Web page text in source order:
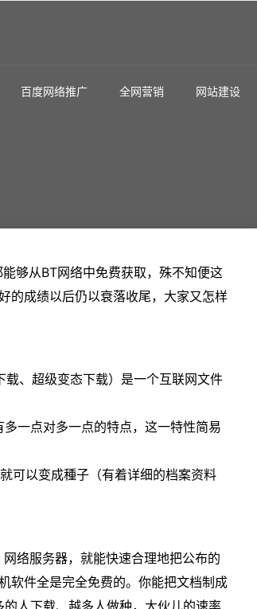
百度网络推广 全网营销 网站建设
够从BT网络中免费获取，殊不知便这
的成绩以后仍以衰落收尾，大家又怎样
、超级变态下载）是一个互联网文件
一点对多一点的特点，这一特性简易
可以变成種子（有着详细的档案资料
络服务器，就能快速合理地把公布的
软件全是完全免费的。你能把文档制成
人下载、越多人做种，大伙儿的速率